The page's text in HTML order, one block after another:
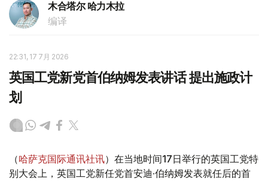
木合塔尔 哈力木拉
编译
22:31, 17 7月 2026
英国工党新党首伯纳姆发表讲话 提出施政计
划
（哈萨克国际通讯社讯）在当地时间17日举行的英国工党特
别大会上，英国工党新任党首安迪·伯纳姆发表就任后的首